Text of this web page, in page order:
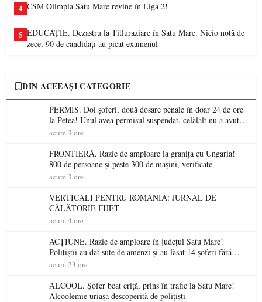
4 CSM Olimpia Satu Mare revine în Liga 2!
5 EDUCAȚIE. Dezastru la Titluraziare în Satu Mare. Nicio notă de
zece, 90 de candidați au picat examenul
DIN ACEEAȘI CATEGORIE
PERMIS. Doi șoferi, două dosare penale în doar 24 de ore
la Petea! Unul avea permisul suspendat, celălalt nu a avut
niciodată permis
acum 3 ore
FRONTIERĂ. Razie de amploare la granița cu Ungaria!
800 de persoane și peste 300 de mașini, verificate
acum 3 ore
VERTICALI PENTRU ROMÂNIA: JURNAL DE
CĂLĂTORIE FIJET
acum 4 ore
ACȚIUNE. Razie de amploare în județul Satu Mare!
Polițiștii au dat sute de amenzi și au lăsat 14 șoferi fără
permis într-o singură zi
acum 23 ore
ALCOOL. Șofer beat criță, prins în trafic la Satu Mare!
Alcoolemie uriașă descoperită de polițiști